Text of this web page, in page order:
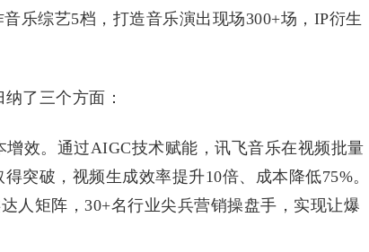
乐综艺5档，打造音乐演出现场300+场，IP衍生
了三个方面：
。通过AIGC技术赋能，讯飞音乐在视频批量
突破，视频生成效率提升10倍、成本降低75%。
人矩阵，30+名行业尖兵营销操盘手，实现让爆